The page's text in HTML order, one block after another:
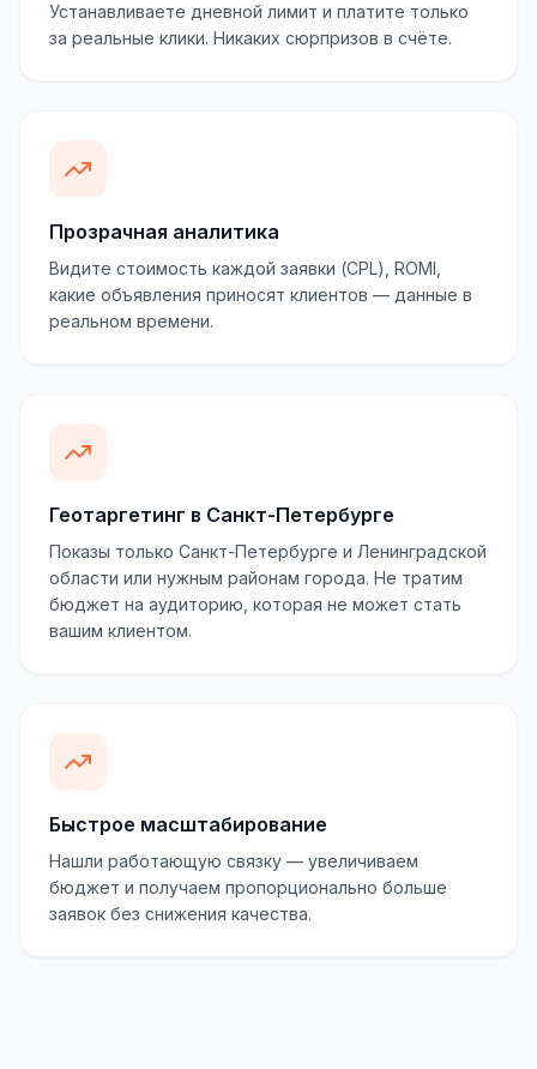
Устанавливаете дневной лимит и платите только
за реальные клики. Никаких сюрпризов в счёте.
Прозрачная аналитика
Видите стоимость каждой заявки (CPL), ROMI,
какие объявления приносят клиентов — данные в
реальном времени.
Геотаргетинг в Санкт-Петербурге
Показы только Санкт-Петербурге и Ленинградской
области или нужным районам города. Не тратим
бюджет на аудиторию, которая не может стать
вашим клиентом.
Быстрое масштабирование
Нашли работающую связку — увеличиваем
бюджет и получаем пропорционально больше
заявок без снижения качества.